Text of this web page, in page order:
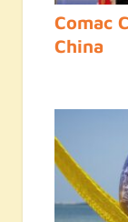
Comac
China